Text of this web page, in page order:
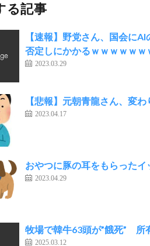
る記事
【速報】野党さん、国会に
否定しにかかるｗｗｗｗｗｗ
2023.03.29
【悲報】元朝青龍さん、変
2023.04.17
おやつに豚の耳をもらった
2023.04.29
牧場で韓牛63頭が”餓死” 所
2025.03.12